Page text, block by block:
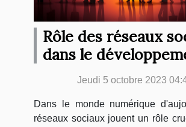
Rôle des réseaux
dans le
Jeudi 5 octobre 2023
Dans le monde numérique
réseaux sociaux jouent un rôle